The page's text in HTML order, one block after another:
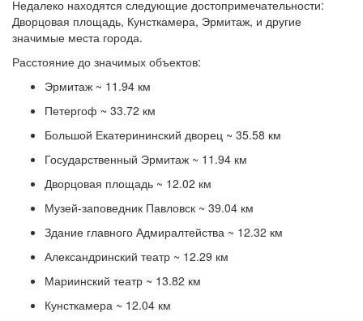
Недалеко находятся следующие достопримечательности:
Дворцовая площадь, Кунсткамера, Эрмитаж, и другие
значимые места города.
Расстояние до значимых объектов:
Эрмитаж ~ 11.94 км
Петергоф ~ 33.72 км
Большой Екатерининский дворец ~ 35.58 км
Государственный Эрмитаж ~ 11.94 км
Дворцовая площадь ~ 12.02 км
Музей-заповедник Павловск ~ 39.04 км
Здание главного Адмиралтейства ~ 12.32 км
Александринский театр ~ 12.29 км
Мариинский театр ~ 13.82 км
Кунсткамера ~ 12.04 км